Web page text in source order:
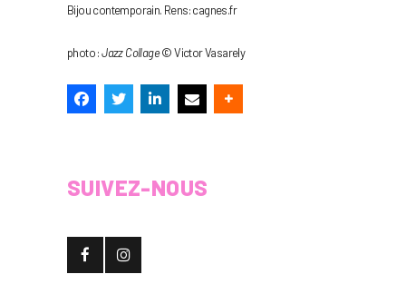
Bijou contemporain. Rens: cagnes.fr
photo :Jazz Collage© Victor Vasarely
SUIVEZ-NOUS